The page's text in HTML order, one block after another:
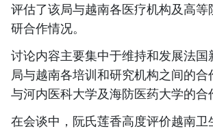
评估了该局与越南各医疗机构及高等
研合作情况。
讨论内容主要集中于维持和发展法国
局与越南各培训和研究机构之间的合
与河内医科大学及海防医药大学的合
在会谈中，阮氏莲香高度评价越南卫